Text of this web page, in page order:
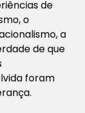
de
o
a
de que
foram